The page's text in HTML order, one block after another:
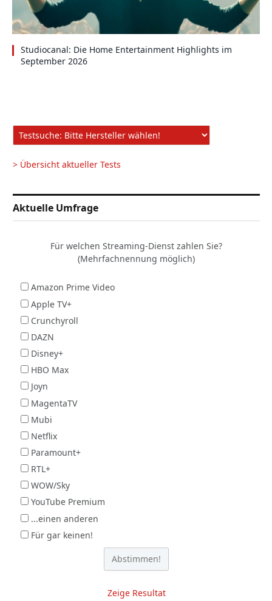
Studiocanal: Die Home Entertainment Highlights im
September 2026
> Übersicht aktueller Tests
Aktuelle Umfrage
Für welchen Streaming-Dienst zahlen Sie?
(Mehrfachnennung möglich)
Amazon Prime Video
Apple TV+
Crunchyroll
DAZN
Disney+
HBO Max
Joyn
MagentaTV
Mubi
Netflix
Paramount+
RTL+
WOW/Sky
YouTube Premium
...einen anderen
Für gar keinen!
Zeige Resultat